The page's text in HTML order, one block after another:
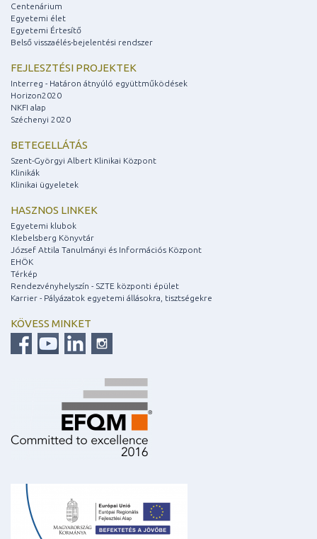
Centenárium
Egyetemi élet
Egyetemi Értesítő
Belső visszaélés-bejelentési rendszer
FEJLESZTÉSI PROJEKTEK
Interreg - Határon átnyúló együttműködések
Horizon2020
NKFI alap
Széchenyi 2020
BETEGELLÁTÁS
Szent-Györgyi Albert Klinikai Központ
Klinikák
Klinikai ügyeletek
HASZNOS LINKEK
Egyetemi klubok
Klebelsberg Könyvtár
József Attila Tanulmányi és Információs Központ
EHÖK
Térkép
Rendezvényhelyszín - SZTE központi épület
Karrier - Pályázatok egyetemi állásokra, tisztségekre
KÖVESS MINKET